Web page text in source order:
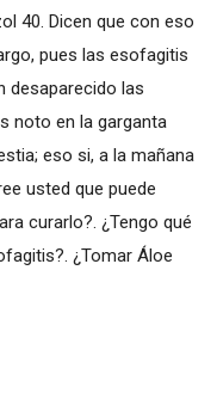
40. Dicen que con eso
pues las esofagitis
desaparecido las
noto en la garganta
eso si, a la mañana
usted que puede
curarlo?. ¿Tengo qué
¿Tomar Áloe